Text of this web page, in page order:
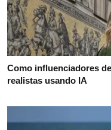
Como influenciadores
realistas usando IA